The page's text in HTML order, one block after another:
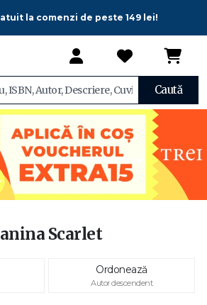
la comenzi de peste 149 lei!
Caută
Scarlet
Ordonează
Autor descendent